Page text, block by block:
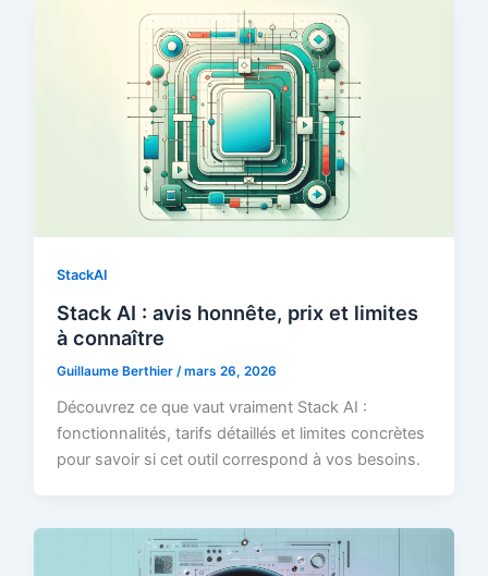
StackAI
Stack AI : avis honnête, prix et limites
à connaître
Guillaume Berthier /mars 26, 2026
Découvrez ce que vaut vraiment Stack AI :
fonctionnalités, tarifs détaillés et limites concrètes
pour savoir si cet outil correspond à vos besoins.